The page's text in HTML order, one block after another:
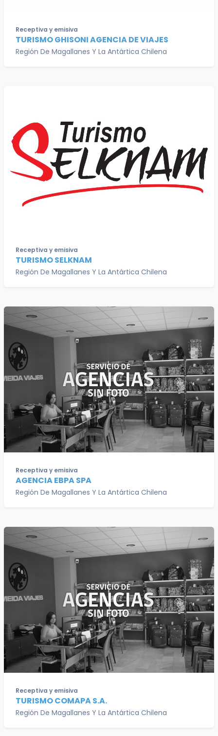
Receptiva y emisiva
TURISMO GHISONI AGENCIA DE VIAJES
Región De Magallanes Y La Antártica Chilena
Receptiva y emisiva
TURISMO SELKNAM
Región De Magallanes Y La Antártica Chilena
Receptiva y emisiva
AGENCIA EBPA SPA
Región De Magallanes Y La Antártica Chilena
Receptiva y emisiva
TURISMO COMAPA S.A.
Región De Magallanes Y La Antártica Chilena